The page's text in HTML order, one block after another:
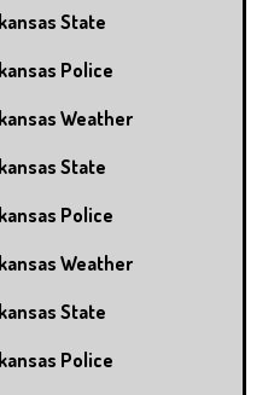
State
Police
Weather
State
Police
Weather
State
Police